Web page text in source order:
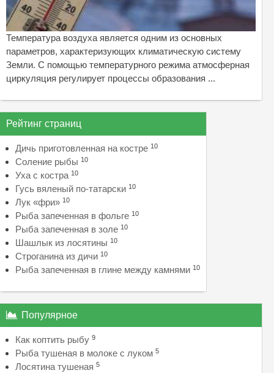
Температура воздуха является одним из основных
параметров, характеризующих климатическую систему
Земли. С помощью температурного режима атмосферная
циркуляция регулирует процессы образования ...
Рейтинг страниц
Дичь приготовленная на костре 10
Соление рыбы 10
Уха с костра 10
Гусь вяленый по-татарски 10
Лук «фри» 10
Рыба запеченная в фольге 10
Рыба запеченная в золе 10
Шашлык из лосятины 10
Строганина из дичи 10
Рыба запеченная в глине между камнями 10
Популярное
Как коптить рыбу 9
Рыба тушеная в молоке с луком 5
Лосятина тушеная 5